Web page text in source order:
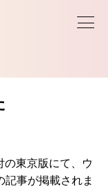
の東京版にて、ウ
事が掲載されま